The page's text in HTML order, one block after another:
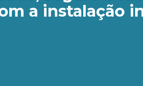
a instalação